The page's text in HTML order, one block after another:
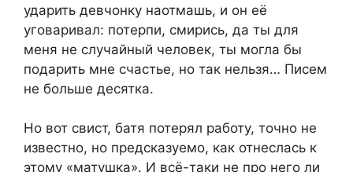
ударить девчонку наотмашь, и он её
уговаривал: потерпи, смирись, да ты для
меня не случайный человек, ты могла бы
подарить мне счастье, но так нельзя… Писем
не больше десятка.
Но вот свист, батя потерял работу, точно не
известно, но предсказуемо, как отнеслась к
этому «матушка». И всё-таки не про него ли